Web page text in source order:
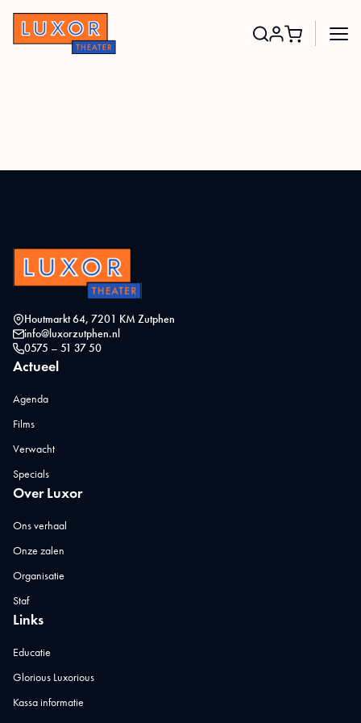
Houtmarkt 64, 7201 KM Zutphen
info@luxorzutphen.nl
0575 – 51 37 50
Actueel
Agenda
Films
Verwacht
Specials
Over Luxor
Ons verhaal
Onze zalen
Organisatie
Staf
Links
Educatie
Glorious Luxorious
Kassa informatie